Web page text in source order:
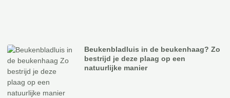
Beukenbladluis in de beukenhaag? Zo
bestrijd je deze plaag op een
natuurlijke manier